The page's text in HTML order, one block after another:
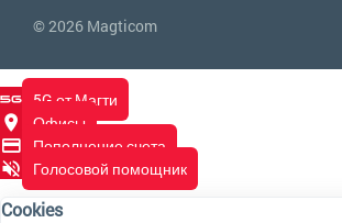
© 2026 Magticom
5G от Магти
Офисы
Пополнение счета
Голосовой помощник
Cookies